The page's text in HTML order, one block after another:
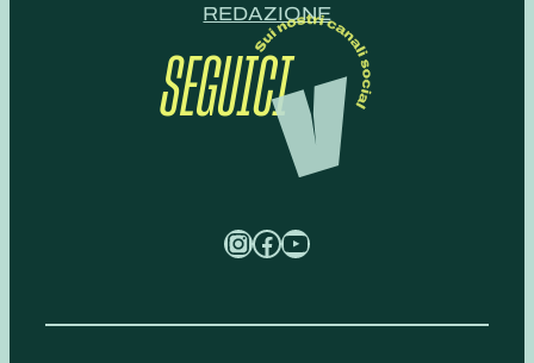
REDAZIONE
SEGUICI
InstagramFacebook YouTube